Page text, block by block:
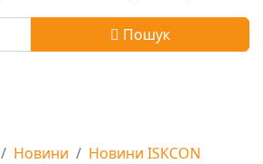
Пошук
Новини
Новини ISKCON